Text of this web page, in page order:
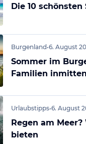
Die 10
Burgenland•6. August
Sommer im
Familien
Urlaubstipps•6. August
Regen am
bieten